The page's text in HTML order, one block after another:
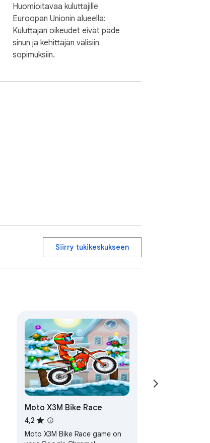
Huomioitavaa kuluttajille
Euroopan Unionin alueella:
Kuluttajan oikeudet eivät päde
sinun ja kehittäjän välisiin
sopimuksiin.
Siirry tukikeskukseen
Moto X3M Bike Race
4,2
Moto X3M Bike Race game on